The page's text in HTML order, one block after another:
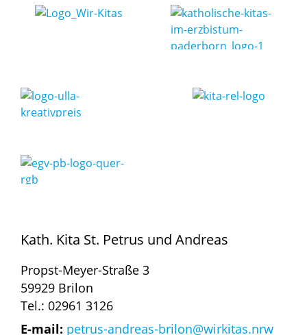
Kath. Kita St. Petrus und Andreas
Propst-Meyer-Straße 3
59929 Brilon
Tel.: 02961 3126
E-mail: petrus-andreas-brilon@wirkitas.nrw